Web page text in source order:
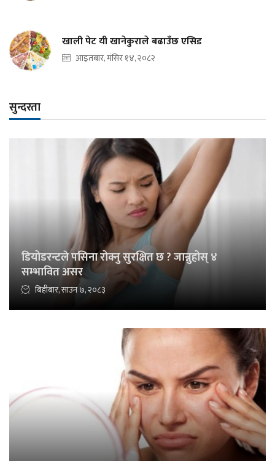
खाली पेट यी खानेकुराले बढाउँछ एसिड
आइतबार, मंसिर १४, २०८२
सुन्दरता
डियोडरन्टले पसिना रोक्नु सुरक्षित छ ? जान्नुहोस् ४
सम्भावित असर
बिहीबार, साउन ७, २०८३